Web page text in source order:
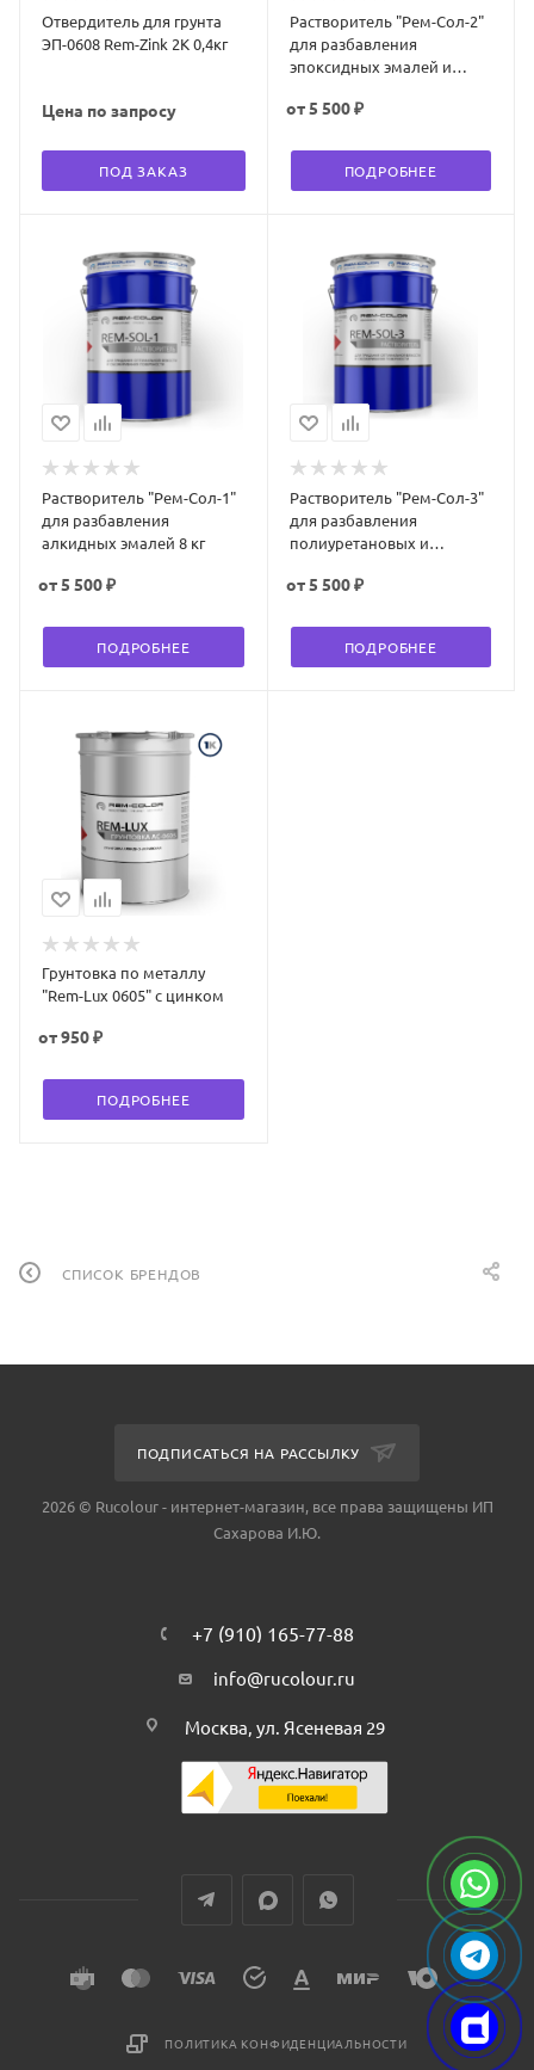
Отвердитель для грунта
ЭП-0608 Rem-Zink 2К 0,4кг
Цена по запросу
ПОД ЗАКАЗ
Растворитель "Рем-Сол-2"
для разбавления
эпоксидных эмалей и
от5 500 ₽
ПОДРОБНЕЕ
Растворитель "Рем-Сол-1"
для разбавления
алкидных эмалей 8 кг
от5 500 ₽
ПОДРОБНЕЕ
Растворитель "Рем-Сол-3"
для разбавления
полиуретановых и
от5 500 ₽
ПОДРОБНЕЕ
Грунтовка по металлу
"Rem-Lux 0605" с цинком
от950 ₽
ПОДРОБНЕЕ
СПИСОК БРЕНДОВ
ПОДПИСАТЬСЯ НА РАССЫЛКУ
2026 © Rucolour - интернет-магазин, все права защищены ИП
Сахарова И.Ю.
+7 (910) 165-77-88
info@rucolour.ru
Москва, ул. Ясеневая 29
ПОЛИТИКА КОНФИДЕНЦИАЛЬНОСТИ